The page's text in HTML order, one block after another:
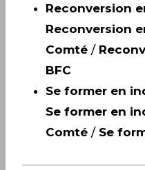
Reconversion
Reconversion
Comté /
BFC
Se former en
Se former en
Comté / Se